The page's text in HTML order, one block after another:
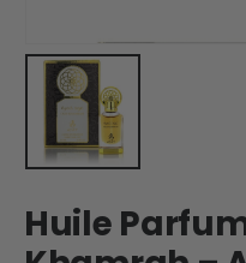
Huile